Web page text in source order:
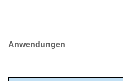
Anwendungen